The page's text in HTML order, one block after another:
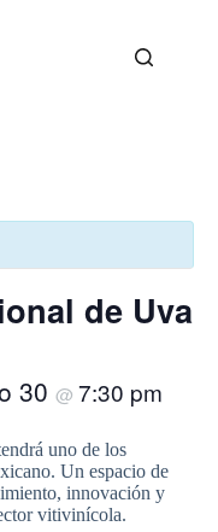
de Uva
30 @ 7:30 pm
uno de los
Un espacio de
innovación y
vitivinícola.